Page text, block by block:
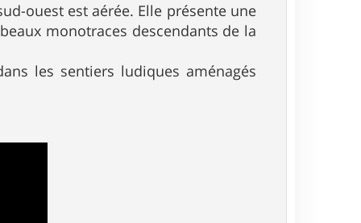
ouest est aérée. Elle présente une
monotraces descendants de la
les sentiers ludiques aménagés